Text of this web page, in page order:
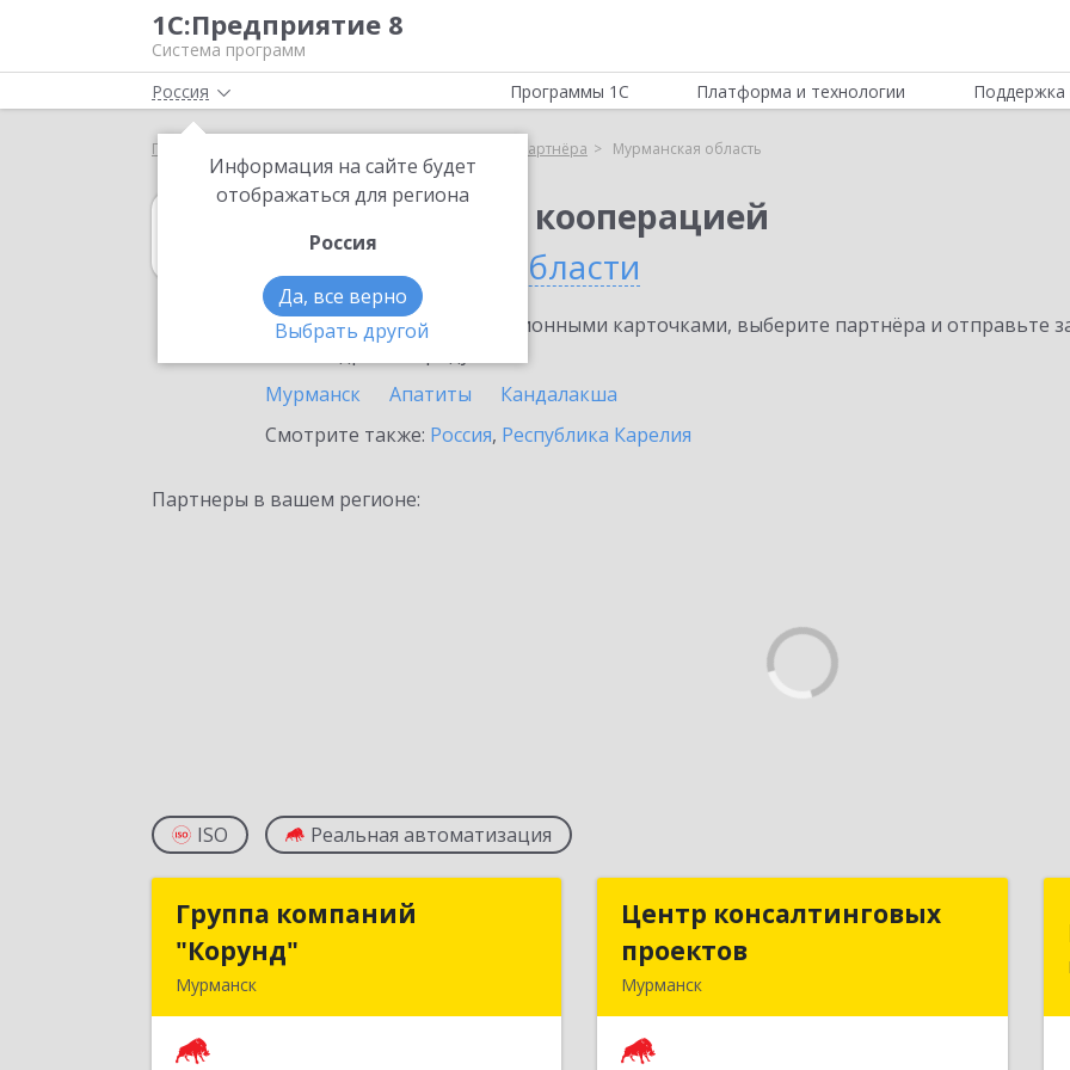
1С:Предприятие 8
Система программ
Россия
Информация на сайте будет
отображаться для региона
Россия
Да, все верно
Выбрать другой
Программы 1С Платформа и технологии Поддержка
Главная Выбор партнёра Мурманская область
1С:Управление кооперацией
в Мурманской области
Ознакомьтесь с информационными карточками, выберите партнёра и отправьте
Мурманск
Апатиты
Кандалакша
Смотрите также: Россия, Республика Карелия
Партнеры в вашем регионе:
ISO Реальная автоматизация
Группа компаний
"Корунд"
Мурманск
Группа компаний
Центр консалтинговых
проектов
Мурманск
Центр консалтинговых
Академика Книповича ул, дом № 19а,